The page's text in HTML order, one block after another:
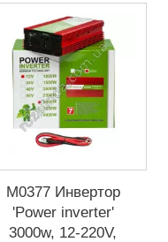
М0377 Инвертор
'Power inverter'
3000w, 12-220V,